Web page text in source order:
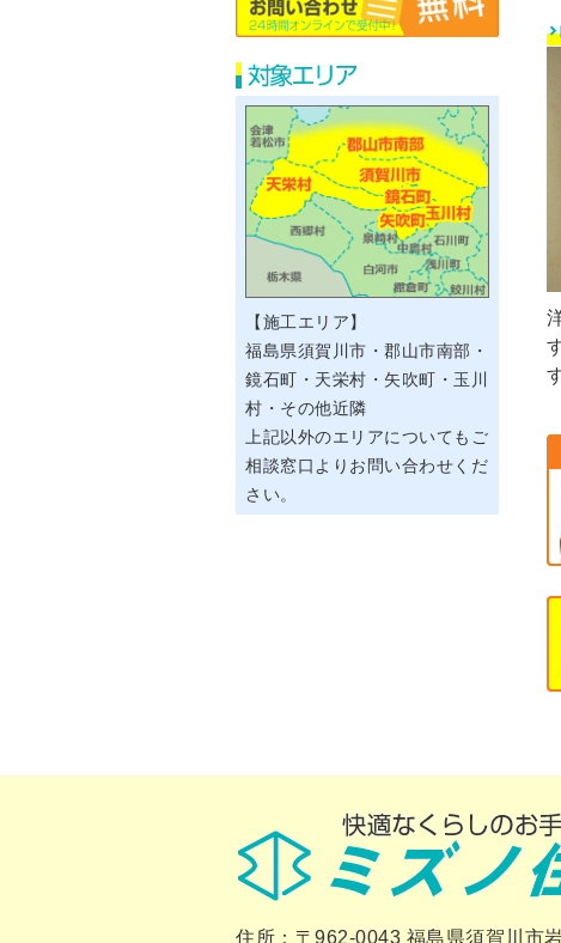
【施工エリア】
福島県須賀川市・郡山市南部・
鏡石町・天栄村・矢吹町・玉川
村・その他近隣
上記以外のエリアについてもご
相談窓口よりお問い合わせくだ
さい。
住所：〒962-0043 福島県須賀川市